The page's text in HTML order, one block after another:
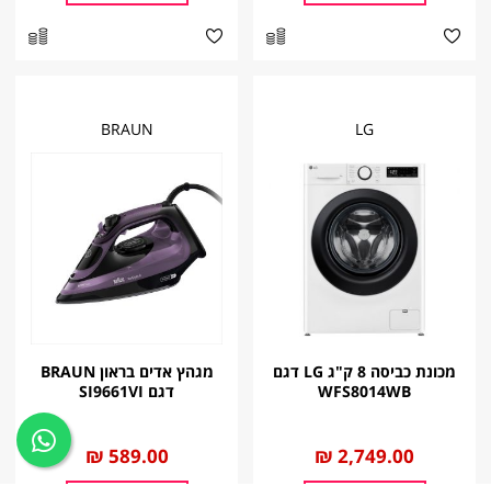
LG
מכונת כביסה 8 ק"ג LG דגם
WFS8014WB
החל
מ
2,749.00 ₪
BRAUN
מגהץ אדים בראון BRAUN
דגם SI9661VI
החל
מ
589.00 ₪